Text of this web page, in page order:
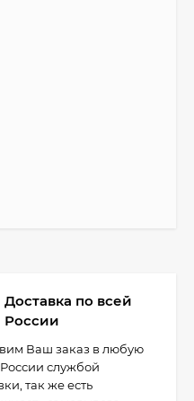
Доставка по всей
России
Ваш заказ в любую
России службой
так же есть